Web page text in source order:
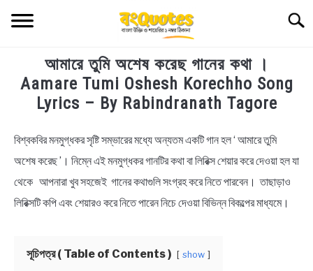
TECHNOLOGY
HEALTH & LIFESTYLE
BIOGRAPHY
EDUCATIONAL
QUOTES & CAPTIONS
আমারে তুমি অশেষ করেছ গানের কথা ।
Aamare Tumi Oshesh Korechho Song
Lyrics – By Rabindranath Tagore
in
Bengali
বিশ্বকবির মনমুগ্ধকর সৃষ্টি সম্ভারের মধ্যে অন্যতম একটি গান হল ‘ আমারে তুমি
অশেষ করেছ ’। নিম্নে এই মনমুগ্ধকর গানটির কথা বা লিরিক্স শেয়ার করে দেওয়া হল যা
থেকে আপনারা খুব সহজেই গানের কথাগুলি সংগ্রহ করে নিতে পারবেন। তাছাড়াও
লিরিক্সটি কপি এবং শেয়ারও করে নিতে পারেন নিচে দেওয়া বিভিন্ন বিকল্পের মাধ্যমে।
সূচিপত্র ( Table of Contents ) show